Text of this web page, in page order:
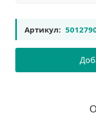
Артикул: